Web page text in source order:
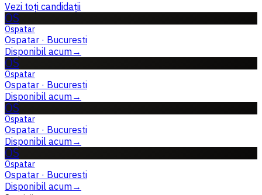
Vezi toți candidații
OS
Ospatar
Ospatar · Bucuresti
Disponibil acum→
OS
Ospatar
Ospatar · Bucuresti
Disponibil acum→
OS
Ospatar
Ospatar · Bucuresti
Disponibil acum→
OS
Ospatar
Ospatar · Bucuresti
Disponibil acum→